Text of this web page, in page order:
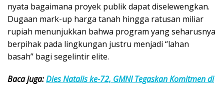
nyata bagaimana proyek publik dapat diselewengkan.
Dugaan mark-up harga tanah hingga ratusan miliar
rupiah menunjukkan bahwa program yang seharusnya
berpihak pada lingkungan justru menjadi “lahan
basah” bagi segelintir elite.
Baca juga:Dies Natalis ke-72, GMNI Tegaskan Komitmen di